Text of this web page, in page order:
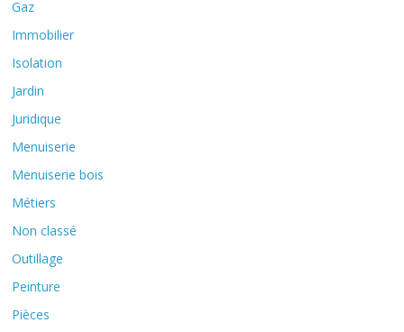
Gaz
Immobilier
Isolation
Jardin
Juridique
Menuiserie
Menuiserie bois
Métiers
Non classé
Outillage
Peinture
Pièces